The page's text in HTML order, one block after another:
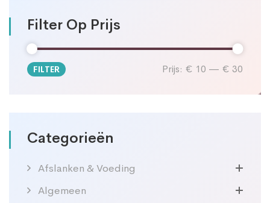
Filter Op Prijs
Min.
Max.
FILTER Prijs: € 10 — € 30
Categorieën
Afslanken & Voeding
Algemeen